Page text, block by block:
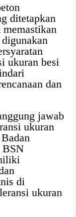
ditetapkan
ukuran besi
dan
jawab
ukuran
BSN
di
ukuran